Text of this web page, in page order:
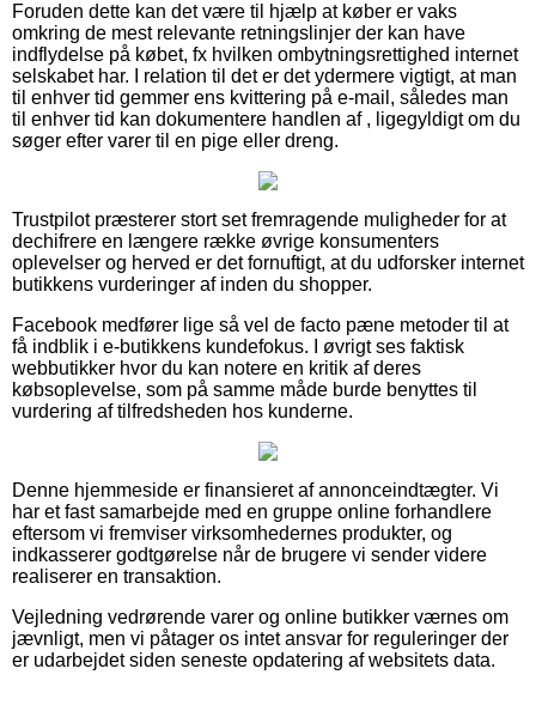
Foruden dette kan det være til hjælp at køber er vaks
omkring de mest relevante retningslinjer der kan have
indflydelse på købet, fx hvilken ombytningsrettighed internet
selskabet har. I relation til det er det ydermere vigtigt, at man
til enhver tid gemmer ens kvittering på e-mail, således man
til enhver tid kan dokumentere handlen af , ligegyldigt om du
søger efter varer til en pige eller dreng.
Trustpilot præsterer stort set fremragende muligheder for at
dechifrere en længere række øvrige konsumenters
oplevelser og herved er det fornuftigt, at du udforsker internet
butikkens vurderinger af inden du shopper.
Facebook medfører lige så vel de facto pæne metoder til at
få indblik i e-butikkens kundefokus. I øvrigt ses faktisk
webbutikker hvor du kan notere en kritik af deres
købsoplevelse, som på samme måde burde benyttes til
vurdering af tilfredsheden hos kunderne.
Denne hjemmeside er finansieret af annonceindtægter. Vi
har et fast samarbejde med en gruppe online forhandlere
eftersom vi fremviser virksomhedernes produkter, og
indkasserer godtgørelse når de brugere vi sender videre
realiserer en transaktion.
Vejledning vedrørende varer og online butikker værnes om
jævnligt, men vi påtager os intet ansvar for reguleringer der
er udarbejdet siden seneste opdatering af websitets data.